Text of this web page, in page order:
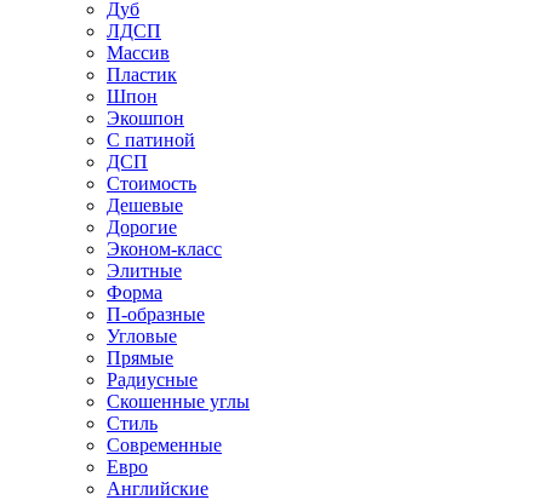
Дуб
ЛДСП
Массив
Пластик
Шпон
Экошпон
С патиной
ДСП
Стоимость
Дешевые
Дорогие
Эконом-класс
Элитные
Форма
П-образные
Угловые
Прямые
Радиусные
Скошенные углы
Стиль
Современные
Евро
Английские